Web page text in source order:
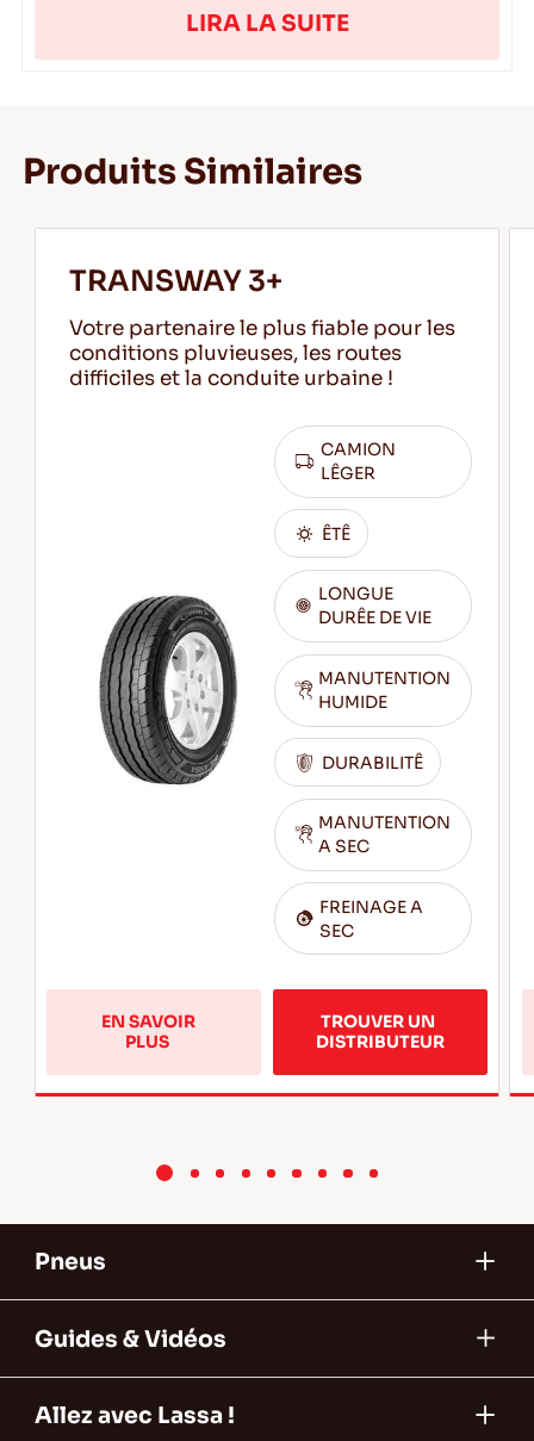
235/65R16C 115/113RLIRA LA SUITE
Produits Similaires
TRANSWAY 3+
Votre partenaire le plus fiable pour les
conditions pluvieuses, les routes
difficiles et la conduite urbaine !
CAMION
LÊGER
ÊTÊ
LONGUE
DURÊE DE VIE
MANUTENTION
HUMIDE
DURABILITÊ
MANUTENTION
A SEC
FREINAGE A
SEC
EN SAVOIR
PLUS Savoir
sur
les
3+
TROUVER UN
DISTRIBUTEUR
Pneus
Guides & Vidéos
Allez avec Lassa !